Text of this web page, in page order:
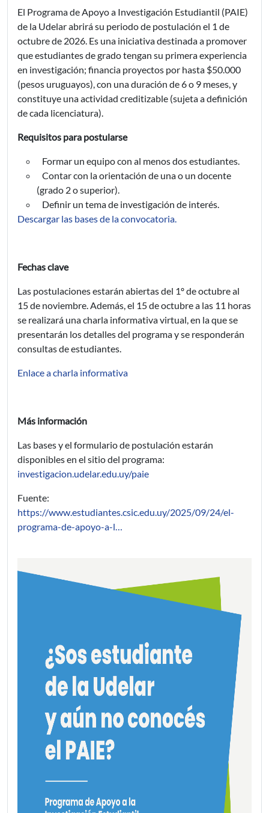
El Programa de Apoyo a Investigación Estudiantil (PAIE)
de la Udelar abrirá su periodo de postulación el 1 de
octubre de 2026. Es una iniciativa destinada a promover
que estudiantes de grado tengan su primera experiencia
en investigación; financia proyectos por hasta $50.000
(pesos uruguayos), con una duración de 6 o 9 meses, y
constituye una actividad creditizable (sujeta a definición
de cada licenciatura).
Requisitos para postularse
Formar un equipo con al menos dos estudiantes.
Contar con la orientación de una o un docente
(grado 2 o superior).
Definir un tema de investigación de interés.
Descargar las bases de la convocatoria.
Fechas clave
Las postulaciones estarán abiertas del 1º de octubre al
15 de noviembre. Además, el 15 de octubre a las 11 horas
se realizará una charla informativa virtual, en la que se
presentarán los detalles del programa y se responderán
consultas de estudiantes.
Enlace a charla informativa
Más información
Las bases y el formulario de postulación estarán
disponibles en el sitio del programa:
investigacion.udelar.edu.uy/paie
Fuente:
https://www.estudiantes.csic.edu.uy/2025/09/24/el-
programa-de-apoyo-a-l…